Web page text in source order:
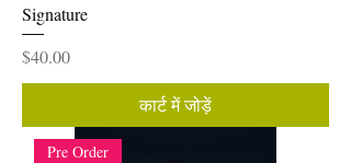
Signature
मूल्य
$40.00
कार्ट में जोड़ें
Pre Order